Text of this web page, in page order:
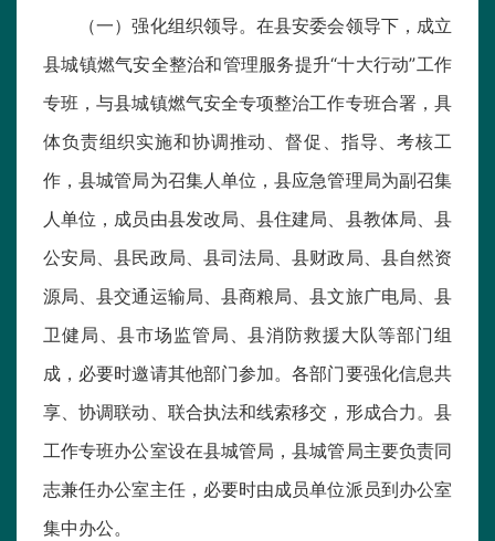
（一）强化组织领导。在县安委会领导下，成立
县城镇燃气安全整治和管理服务提升“十大行动”工作
专班，与县城镇燃气安全专项整治工作专班合署，具
体负责组织实施和协调推动、督促、指导、考核工
作，县城管局为召集人单位，县应急管理局为副召集
人单位，成员由县发改局、县住建局、县教体局、县
公安局、县民政局、县司法局、县财政局、县自然资
源局、县交通运输局、县商粮局、县文旅广电局、县
卫健局、县市场监管局、县消防救援大队等部门组
成，必要时邀请其他部门参加。各部门要强化信息共
享、协调联动、联合执法和线索移交，形成合力。县
工作专班办公室设在县城管局，县城管局主要负责同
志兼任办公室主任，必要时由成员单位派员到办公室
集中办公。